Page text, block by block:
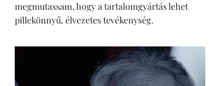
megmutassam, hogy a tartalomgyártás lehet
pillekönnyű, élvezetes tevékenység.